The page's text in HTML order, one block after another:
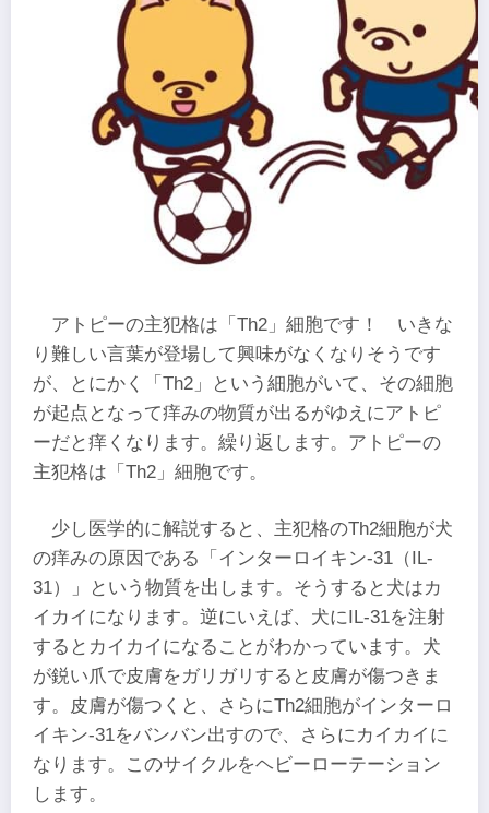
アトピーの主犯格は「Th2」細胞です！ いきな
り難しい言葉が登場して興味がなくなりそうです
が、とにかく「Th2」という細胞がいて、その細胞
が起点となって痒みの物質が出るがゆえにアトピ
ーだと痒くなります。繰り返します。アトピーの
主犯格は「Th2」細胞です。
少し医学的に解説すると、主犯格のTh2細胞が犬
の痒みの原因である「インターロイキン-31（IL-
31）」という物質を出します。そうすると犬はカ
イカイになります。逆にいえば、犬にIL-31を注射
するとカイカイになることがわかっています。犬
が鋭い爪で皮膚をガリガリすると皮膚が傷つきま
す。皮膚が傷つくと、さらにTh2細胞がインターロ
イキン-31をバンバン出すので、さらにカイカイに
なります。このサイクルをヘビーローテーション
します。